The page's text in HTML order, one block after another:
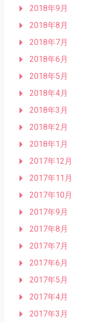
2018年9月
2018年8月
2018年7月
2018年6月
2018年5月
2018年4月
2018年3月
2018年2月
2018年1月
2017年12月
2017年11月
2017年10月
2017年9月
2017年8月
2017年7月
2017年6月
2017年5月
2017年4月
2017年3月